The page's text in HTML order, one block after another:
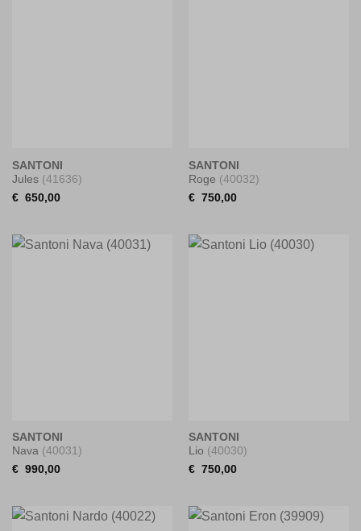
SANTONI
Jules (41636)
€ 650,00
SANTONI
Roge (40032)
€ 750,00
SANTONI
Nava (40031)
€ 990,00
SANTONI
Lio (40030)
€ 750,00